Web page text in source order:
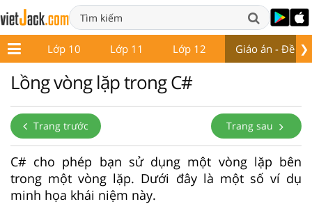
❯
9 Lớp 10 Lớp 11 Lớp 12 Giáo án - Đề thi
Lồng vòng lặp trong C#
Trang trước Trang sau
C# cho phép bạn sử dụng một vòng lặp bên
trong một vòng lặp. Dưới đây là một số ví dụ
minh họa khái niệm này.